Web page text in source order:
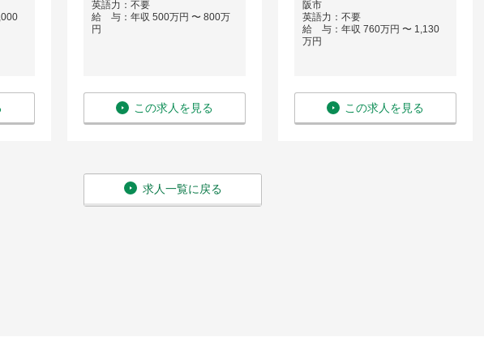
英語力：不要
給 与：年収 500万円 〜 800万
円
この求人を見る
阪市
英語力：不要
給 与：年収 760万円 〜 1,130
万円
この求人を見る
求人一覧に戻る